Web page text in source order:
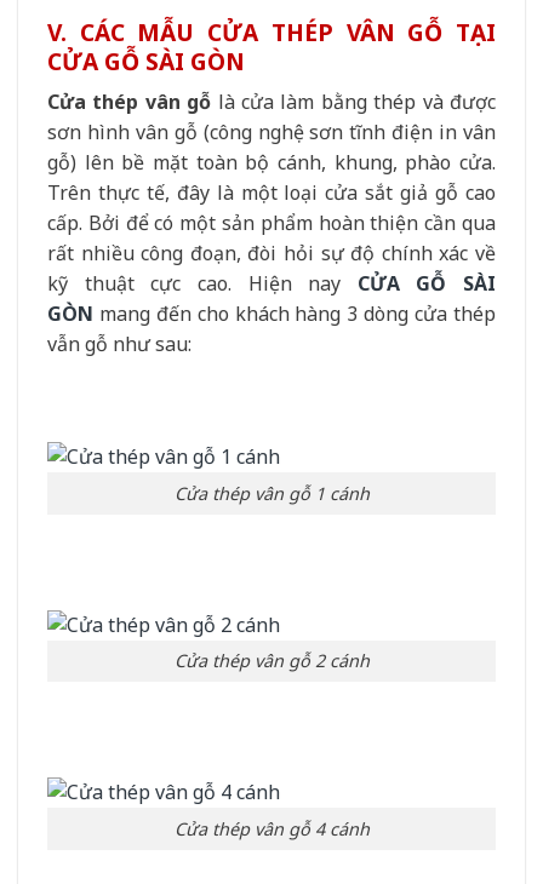
V. CÁC MẪU CỬA THÉP VÂN GỖ TẠI
CỬA GỖ SÀI GÒN
Cửa thép vân gỗ là cửa làm bằng thép và được
sơn hình vân gỗ (công nghệ sơn tĩnh điện in vân
gỗ) lên bề mặt toàn bộ cánh, khung, phào cửa.
Trên thực tế, đây là một loại cửa sắt giả gỗ cao
cấp. Bởi để có một sản phẩm hoàn thiện cần qua
rất nhiều công đoạn, đòi hỏi sự độ chính xác về
kỹ thuật cực cao. Hiện nay CỬA GỖ SÀI
GÒN mang đến cho khách hàng 3 dòng cửa thép
vẫn gỗ như sau:
Cửa thép vân gỗ 1 cánh
Cửa thép vân gỗ 2 cánh
Cửa thép vân gỗ 4 cánh